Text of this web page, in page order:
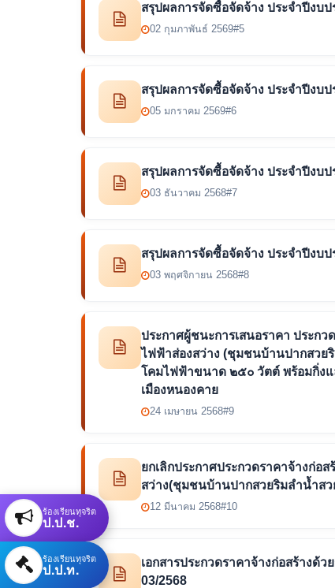
สรุปผลการจัดซื้อจัดจ้าง ประจำปีงบ
02 กุมภาพันธ์ 2569#5
สรุปผลการจัดซื้อจัดจ้าง ประจำปีงบ
05 มกราคม 2569#6
สรุปผลการจัดซื้อจัดจ้าง ประจำปีงบ
03 ธันวาคม 2568#7
สรุปผลการจัดซื้อจัดจ้าง ประจำปีงบ
03 พฤศจิกายน 2568#8
ประกาศผู้ชนะการเสนอราคา ประก
ไฟฟ้าส่องสว่าง (ชุมชนบ้านปากสวย
โคมไฟฟ้าขนาด ๒๕๐ วัตต์ พร้อมกิ่ง
เมืองหนองคาย
24 เมษายน 2568#9
ยกเลิกประกาศประกวดราคาจ้างก่อ
สว่าง(ชุมชนบ้านปากสวยริมลำน้ำส
12 มีนาคม 2568#10
เอกสารประกวดราคาจ้างก่อสร้างด้
03/2568
ร้องเรียนทุจริต
ป.ป.ช.
ร้องเรียนทุจริต
ป.ป.ท.